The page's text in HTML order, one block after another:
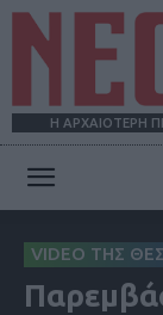
Η ΑΡΧΑΙΟΤΕΡΗ
VIDEO ΤΗΣ